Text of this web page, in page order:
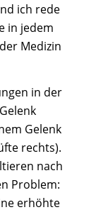
ich rede
in jedem
Medizin
in der
Gelenk
rechts).
nach
Problem:
erhöhte